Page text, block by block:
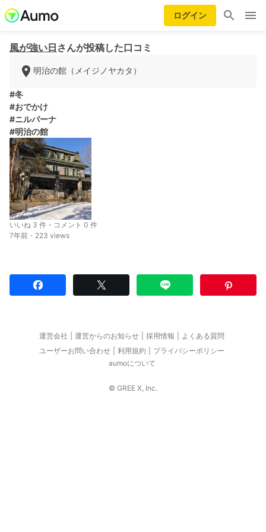
ログイン
風が強い日 さんが投稿した口コミ
明治の館（メイジノヤカタ）
#冬
#おでかけ
#ニルバーナ
#明治の館
いいね 3 件・コメント 0 件
7年前・223 views
運営会社 運営からのお知らせ 採用情報
よくある質問
ユーザーお問い合わせ
利用規約
プライバシーポリシー
aumoについて
© GREE X, Inc.